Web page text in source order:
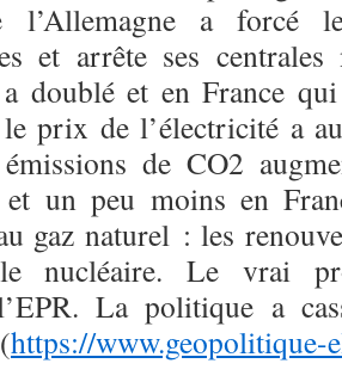
l’Allemagne a forcé
et arrête ses
doublé et en France
prix de l’électricité a
de CO2
et un peu moins en
gaz naturel : les
nucléaire. Le vrai
La politique a
https://www.geopolitique-